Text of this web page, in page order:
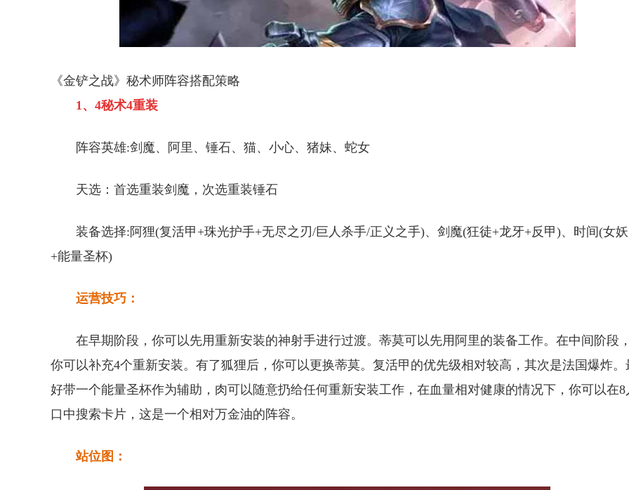
《金铲之战》秘术师阵容搭配策略
1、4秘术4重装
阵容英雄:剑魔、阿里、锤石、猫、小心、猪妹、蛇女
天选：首选重装剑魔，次选重装锤石
装备选择:阿狸(复活甲+珠光护手+无尽之刃/巨人杀手/正义之手)、剑魔(狂徒+龙牙+反甲)、时间(女
+能量圣杯)
运营技巧：
在早期阶段，你可以先用重新安装的神射手进行过渡。蒂莫可以先用阿里的装备工作。在中间阶段
你可以补充4个重新安装。有了狐狸后，你可以更换蒂莫。复活甲的优先级相对较高，其次是法国爆炸。
好带一个能量圣杯作为辅助，肉可以随意扔给任何重新安装工作，在血量相对健康的情况下，你可以在8
口中搜索卡片，这是一个相对万金油的阵容。
站位图：